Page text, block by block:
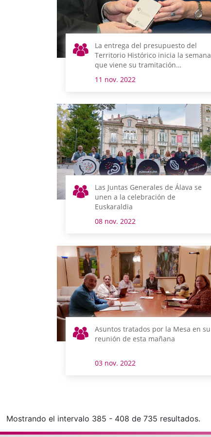
La entrega del presupuesto del
Territorio Histórico inicia la semana
que viene su tramitación
11 nov. 2022
Las Juntas Generales de Álava se
unen a la celebración de
Euskaraldia
08 nov. 2022
Asuntos tratados por la Mesa en su
reunión de esta mañana
03 nov. 2022
Mostrando el intervalo 385 - 408 de 735 resultados.